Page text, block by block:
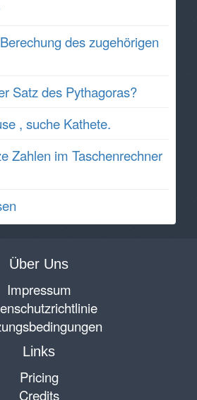
des zugehörigen
Satz des Pythagoras?
, suche Kathete.
Zahlen im Taschenrechner
Über Uns
Impressum
Links
Pricing
Credits